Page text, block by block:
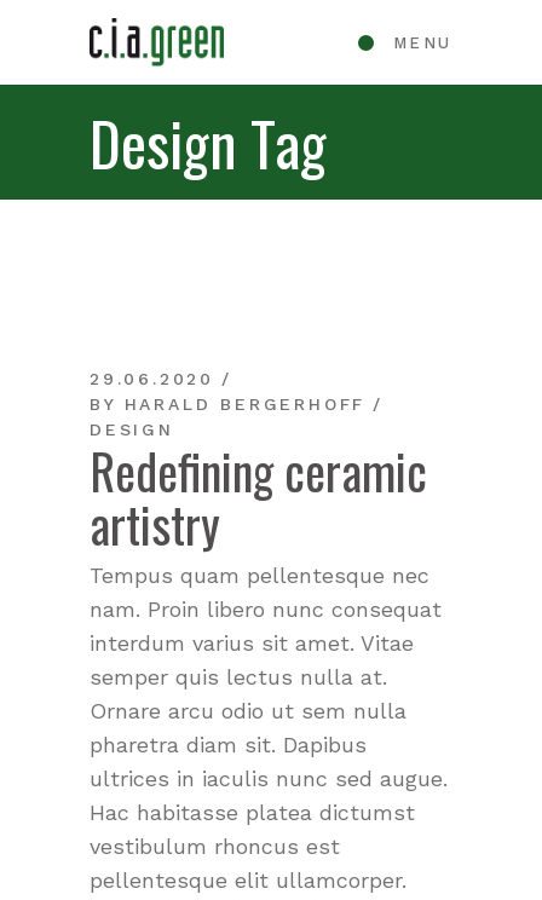
MENU
Design Tag
29.06.2020
BY
HARALD BERGERHOFF
DESIGN
Redefining ceramic
artistry
Tempus quam pellentesque nec
nam. Proin libero nunc consequat
interdum varius sit amet. Vitae
semper quis lectus nulla at.
Ornare arcu odio ut sem nulla
pharetra diam sit. Dapibus
ultrices in iaculis nunc sed augue.
Hac habitasse platea dictumst
vestibulum rhoncus est
pellentesque elit ullamcorper.